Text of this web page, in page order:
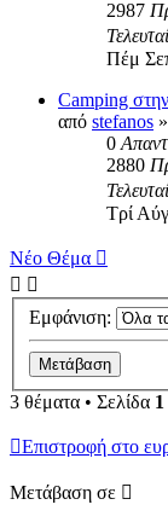
2987
Πέμ
Camping
από stefanos
0
2880
Τρί
Νέο Θέμα
Εμφάνιση:
3 θέματα • Σελίδα 1
Επιστροφή στο
Μετάβαση σε